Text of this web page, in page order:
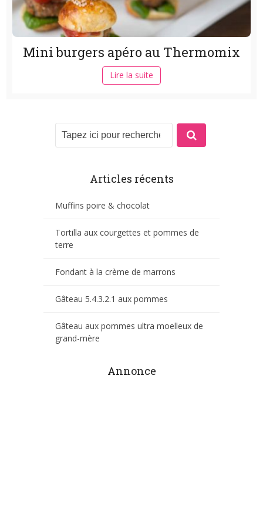
Mini burgers apéro au Thermomix
Lire la suite
Articles récents
Muffins poire & chocolat
Tortilla aux courgettes et pommes de
terre
Fondant à la crème de marrons
Gâteau 5.4.3.2.1 aux pommes
Gâteau aux pommes ultra moelleux de
grand-mère
Annonce